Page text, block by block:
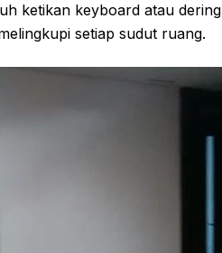
ketikan keyboard atau dering
setiap sudut ruang.